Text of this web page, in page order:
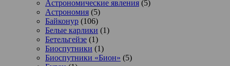
Астрономические явления (5)
Астрономия (5)
Байконур (106)
Белые карлики (1)
Бетельгейзе (1)
Биоспутники (1)
Биоспутники «Бион» (5)